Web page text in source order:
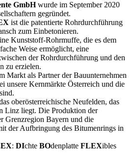
GmbHwurde im September 2020
gegründet.
ist die patentierte Rohrdurchführung
zum Einbetonieren.
Kunststoff-Rohrmuffe, die es dem
Weise ermöglicht, eine
der Rohrdurchführung und den
zu erzielen.
Markt als Partner der Bauunternehmen
unsere Kernmärkte Österreich und die
oberösterreichische Neufelden, das
Linz liegt. Die Produktion der
Grenzregion Bayern und die
der Aufbringung des Bitumenrings in
: DIchte BOdenplatte FLEXibles